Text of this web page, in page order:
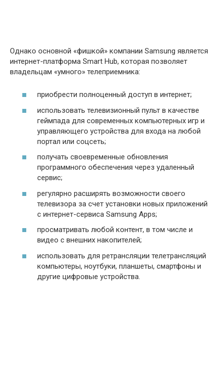
Однако основной «фишкой» компании Samsung является
интернет-платформа Smart Hub, которая позволяет
владельцам «умного» телеприемника:
приобрести полноценный доступ в интернет;
использовать телевизионный пульт в качестве
геймпада для современных компьютерных игр и
управляющего устройства для входа на любой
портал или соцсеть;
получать своевременные обновления
программного обеспечения через удаленный
сервис;
регулярно расширять возможности своего
телевизора за счет установки новых приложений
с интернет-сервиса Samsung Apps;
просматривать любой контент, в том числе и
видео с внешних накопителей;
использовать для ретрансляции телетрансляций
компьютеры, ноутбуки, планшеты, смартфоны и
другие цифровые устройства.